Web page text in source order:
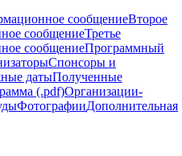
сообщениеВторое
сообщениеТретье
сообщениеПрограммный
Спонсоры и
датыПолученные
(.pdf)Организации-
ФотографииДополнительная